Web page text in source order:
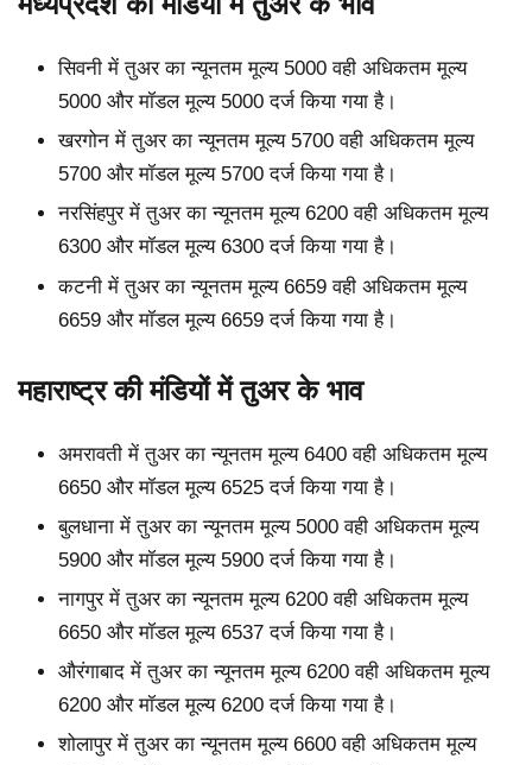
सिवनी में तुअर का न्यूनतम मूल्य 5000 वही अधिकतम मूल्य
5000 और मॉडल मूल्य 5000 दर्ज किया गया है।
खरगोन में तुअर का न्यूनतम मूल्य 5700 वही अधिकतम मूल्य
5700 और मॉडल मूल्य 5700 दर्ज किया गया है।
नरसिंहपुर में तुअर का न्यूनतम मूल्य 6200 वही अधिकतम मूल्य
6300 और मॉडल मूल्य 6300 दर्ज किया गया है।
कटनी में तुअर का न्यूनतम मूल्य 6659 वही अधिकतम मूल्य
6659 और मॉडल मूल्य 6659 दर्ज किया गया है।
महाराष्ट्र की मंडियों में तुअर के भाव
अमरावती में तुअर का न्यूनतम मूल्य 6400 वही अधिकतम मूल्य
6650 और मॉडल मूल्य 6525 दर्ज किया गया है।
बुलधाना में तुअर का न्यूनतम मूल्य 5000 वही अधिकतम मूल्य
5900 और मॉडल मूल्य 5900 दर्ज किया गया है।
नागपुर में तुअर का न्यूनतम मूल्य 6200 वही अधिकतम मूल्य
6650 और मॉडल मूल्य 6537 दर्ज किया गया है।
औरंगाबाद में तुअर का न्यूनतम मूल्य 6200 वही अधिकतम मूल्य
6200 और मॉडल मूल्य 6200 दर्ज किया गया है।
शोलापुर में तुअर का न्यूनतम मूल्य 6600 वही अधिकतम मूल्य